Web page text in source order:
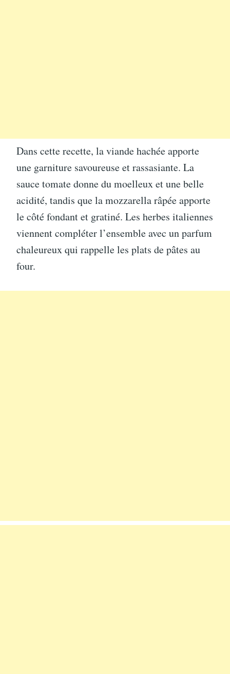
Dans cette recette, la viande hachée apporte
une garniture savoureuse et rassasiante. La
sauce tomate donne du moelleux et une belle
acidité, tandis que la mozzarella râpée apporte
le côté fondant et gratiné. Les herbes italiennes
viennent compléter l’ensemble avec un parfum
chaleureux qui rappelle les plats de pâtes au
four.